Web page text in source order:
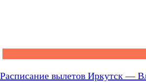
Расписание вылетов Иркутск —